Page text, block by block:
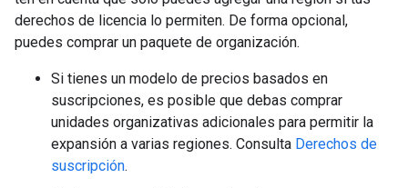
derechos de licencia lo permiten. De forma opcional,
puedes comprar un paquete de organización.
Si tienes un modelo de precios basados en
suscripciones, es posible que debas comprar
unidades organizativas adicionales para permitir la
expansión a varias regiones. Consulta Derechos de
suscripción.